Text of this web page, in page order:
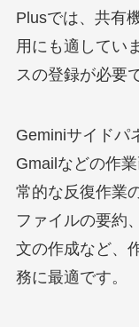
Plusでは、共有
用にも適してい
スの登録が必要
Geminiサイドパ
Gmailなどの作
常的な反復作業
ファイルの要約
文の作成など、
務に最適です。